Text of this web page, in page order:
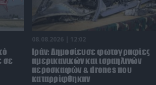
σε
08.08.2026 | 12:02
Ιράν: Δημοσίευσε φωτογραφίες
αμερικανικών και ισραηλινών
αεροσκαφών & drones που
καταρρίφθηκαν